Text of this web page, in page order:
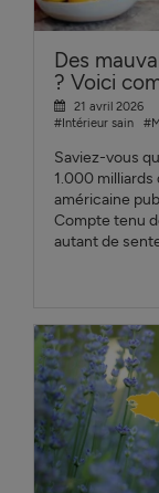
Des
? Voici
21 avril 2026
#Intérieur sain
Saviez-vous
1.000
américaine
Compte tenu
autant de